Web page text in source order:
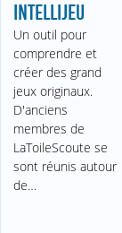
INTELLIJEU
Un outil pour
comprendre et
créer des grand
jeux originaux.
D'anciens
membres de
LaToileScoute se
sont réunis autour
de…